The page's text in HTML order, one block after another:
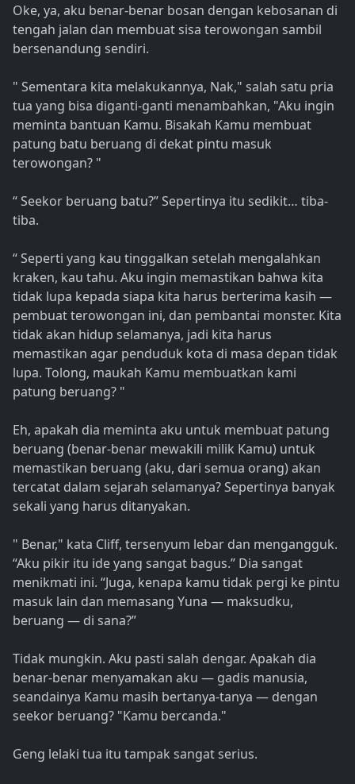
Oke, ya, aku benar-benar bosan dengan kebosanan di
tengah jalan dan membuat sisa terowongan sambil
bersenandung sendiri.
" Sementara kita melakukannya, Nak," salah satu pria
tua yang bisa diganti-ganti menambahkan, "Aku ingin
meminta bantuan Kamu. Bisakah Kamu membuat
patung batu beruang di dekat pintu masuk
terowongan? "
“ Seekor beruang batu?” Sepertinya itu sedikit… tiba-
tiba.
“ Seperti yang kau tinggalkan setelah mengalahkan
kraken, kau tahu. Aku ingin memastikan bahwa kita
tidak lupa kepada siapa kita harus berterima kasih —
pembuat terowongan ini, dan pembantai monster. Kita
tidak akan hidup selamanya, jadi kita harus
memastikan agar penduduk kota di masa depan tidak
lupa. Tolong, maukah Kamu membuatkan kami
patung beruang? "
Eh, apakah dia meminta aku untuk membuat patung
beruang (benar-benar mewakili milik Kamu) untuk
memastikan beruang (aku, dari semua orang) akan
tercatat dalam sejarah selamanya? Sepertinya banyak
sekali yang harus ditanyakan.
" Benar," kata Cliff, tersenyum lebar dan mengangguk.
“Aku pikir itu ide yang sangat bagus.” Dia sangat
menikmati ini. “Juga, kenapa kamu tidak pergi ke pintu
masuk lain dan memasang Yuna — maksudku,
beruang — di sana?”
Tidak mungkin. Aku pasti salah dengar. Apakah dia
benar-benar menyamakan aku — gadis manusia,
seandainya Kamu masih bertanya-tanya — dengan
seekor beruang? "Kamu bercanda."
Geng lelaki tua itu tampak sangat serius.